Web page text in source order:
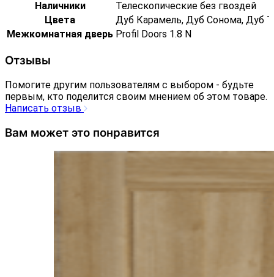
Наличники
Телескопические без гвоздей
Цвета
Дуб Карамель, Дуб Сонома, Дуб
Межкомнатная дверь Profil Doors 1.8 N
Отзывы
Помогите другим пользователям с выбором - будьте
первым, кто поделится своим мнением об этом товаре.
Написать отзыв
Вам может это понравится